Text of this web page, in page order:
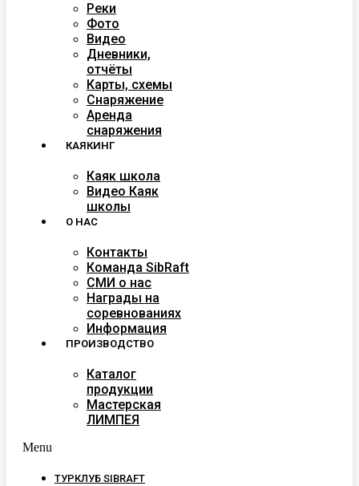
Реки
Фото
Видео
Дневники,
отчёты
Карты, схемы
Снаряжение
Аренда
снаряжения
КАЯКИНГ
Каяк школа
Видео Каяк
школы
О НАС
Контакты
Команда SibRaft
СМИ о нас
Награды на
соревнованиях
Информация
ПРОИЗВОДСТВО
Каталог
продукции
Мастерская
ЛИМПЕЯ
Menu
ТУРКЛУБ SIBRAFT